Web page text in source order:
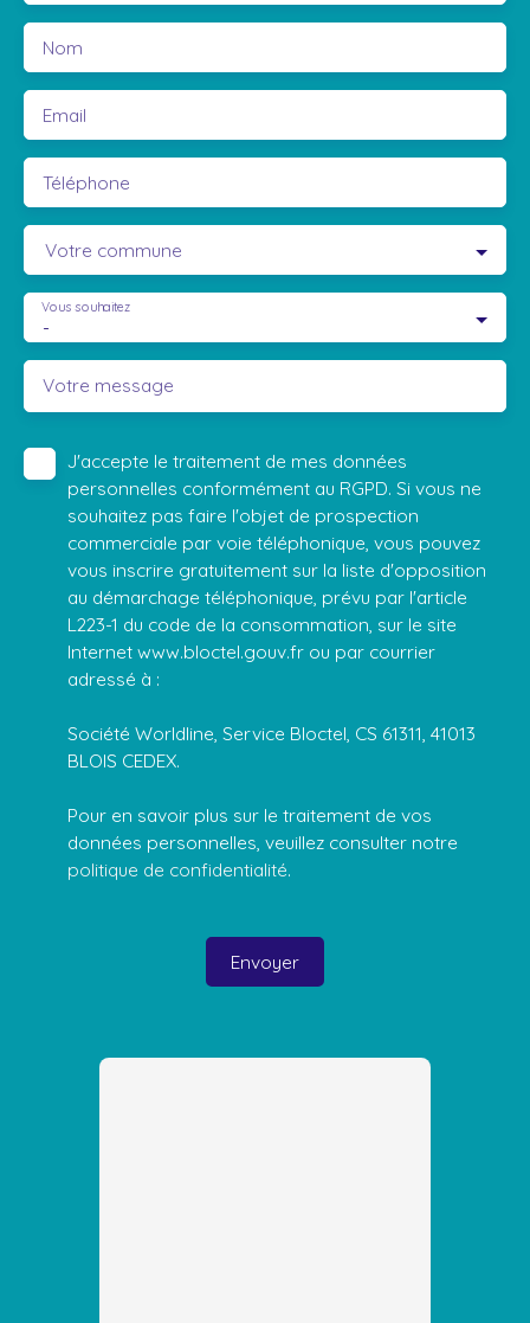
Nom
Email
Téléphone
Votre commune
-
Vous souhaitez
Votre message
J'accepte le traitement de mes données
personnelles conformément au RGPD. Si vous ne
souhaitez pas faire l'objet de prospection
commerciale par voie téléphonique, vous pouvez
vous inscrire gratuitement sur la liste d'opposition
au démarchage téléphonique, prévu par l'article
L223-1 du code de la consommation, sur le site
Internet www.bloctel.gouv.fr ou par courrier
adressé à :
Société Worldline, Service Bloctel, CS 61311, 41013
BLOIS CEDEX.
Pour en savoir plus sur le traitement de vos
données personnelles, veuillez consulter notre
politique de confidentialité.
Envoyer